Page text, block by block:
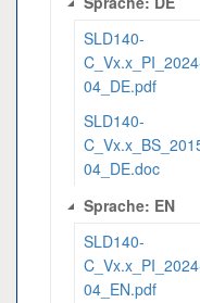
SLD140-
04_DE.pdf
SLD140-
04_DE.doc
Sprache: EN
SLD140-
04_EN.pdf